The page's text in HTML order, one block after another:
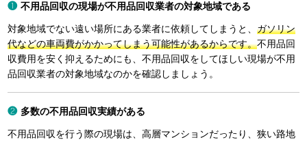
不用品回収の現場が不用品回収業者の対象地域である
対象地域でない遠い場所にある業者に依頼してしまうと、ガソリン
代などの車両費がかかってしまう可能性があるからです。不用品回
収費用を安く抑えるためにも、不用品回収をしてほしい現場が不用
品回収業者の対象地域なのかを確認しましょう。
多数の不用品回収実績がある
不用品回収を行う際の現場は、高層マンションだったり、狭い路地